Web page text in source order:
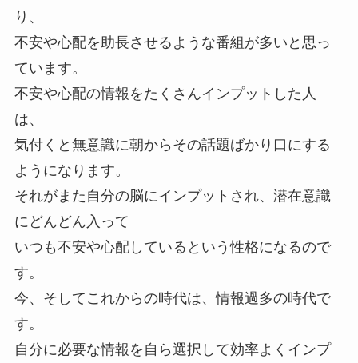
り、
不安や心配を助長させるような番組が多いと思っ
ています。
不安や心配の情報をたくさんインプットした人
は、
気付くと無意識に朝からその話題ばかり口にする
ようになります。
それがまた自分の脳にインプットされ、潜在意識
にどんどん入って
いつも不安や心配しているという性格になるので
す。
今、そしてこれからの時代は、情報過多の時代で
す。
自分に必要な情報を自ら選択して効率よくインプ